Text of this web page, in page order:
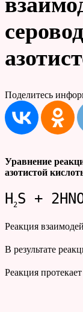
Поделитесь
Уравнение
азотистой
H 2S +
Реакция
В результате
Реакция